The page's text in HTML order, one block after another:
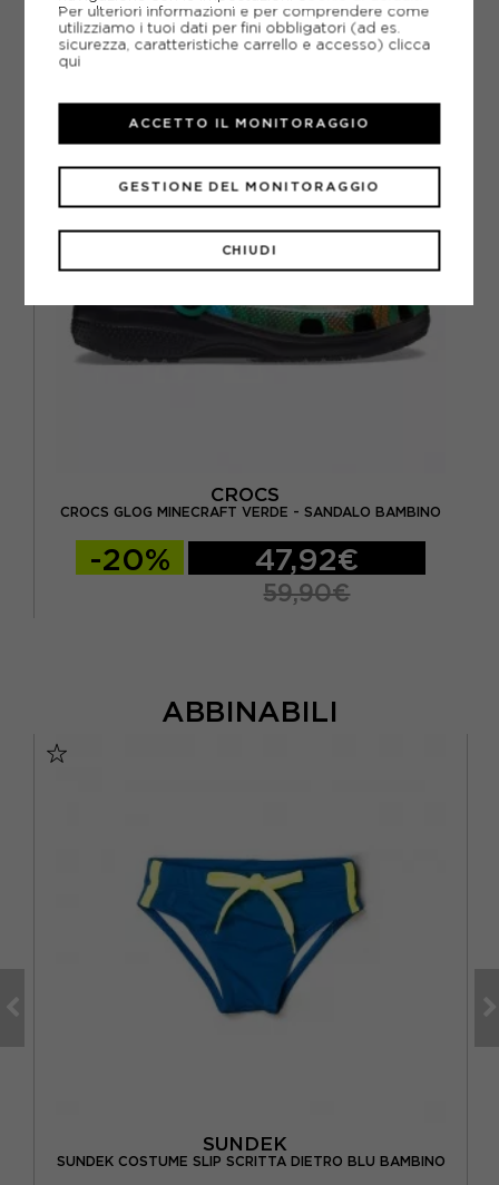
CONSIGLIATI DA NOI
CROCS
CROCS GLOG MINECRAFT VERDE - SANDALO BAMBINO
-20% 47,92€
59,90€
ABBINABILI
SUNDEK
SUNDEK COSTUME SLIP SCRITTA DIETRO BLU BAMBINO
Per ulteriori informazioni e per comprendere come
utilizziamo i tuoi dati per fini obbligatori (ad es.
sicurezza, caratteristiche carrello e accesso) clicca
qui
CHIUDI
GESTIONE DEL MONITORAGGIO
ACCETTO IL MONITORAGGIO